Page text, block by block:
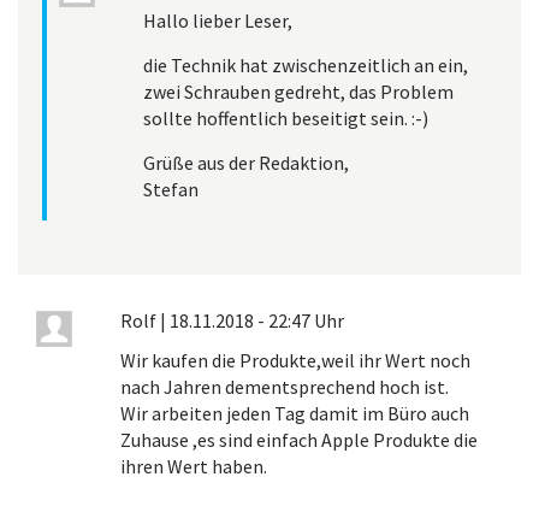
Hallo lieber Leser,
die Technik hat zwischenzeitlich an ein,
zwei Schrauben gedreht, das Problem
sollte hoffentlich beseitigt sein. :-)
Grüße aus der Redaktion,
Stefan
Rolf | 18.11.2018 - 22:47 Uhr
Wir kaufen die Produkte,weil ihr Wert noch
nach Jahren dementsprechend hoch ist.
Wir arbeiten jeden Tag damit im Büro auch
Zuhause ,es sind einfach Apple Produkte die
ihren Wert haben.